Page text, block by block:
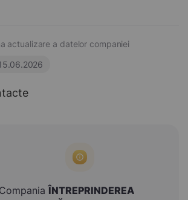
actualizare a datelor companiei
CompaniaÎNTREPRINDEREA